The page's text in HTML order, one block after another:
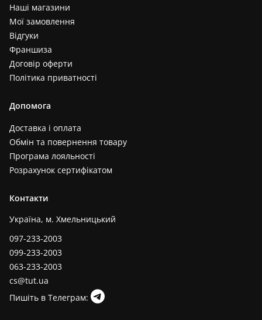
Наші магазини
Мої замовлення
Відгуки
Франшиза
Договір оферти
Політика приватності
Допомога
Доставка і оплата
Обмін та повернення товару
Програма лояльності
Розрахунок сертифікатом
Контакти
Україна, м. Хмельницький
097-233-2003
099-233-2003
063-233-2003
cs@tut.ua
Пишіть в Телеграм: